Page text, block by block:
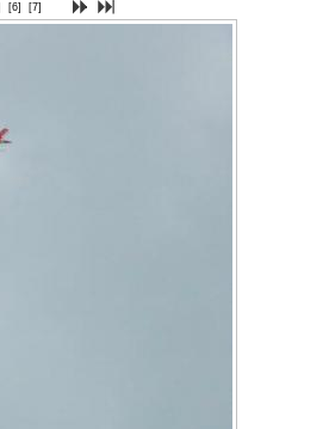
[6] [7]